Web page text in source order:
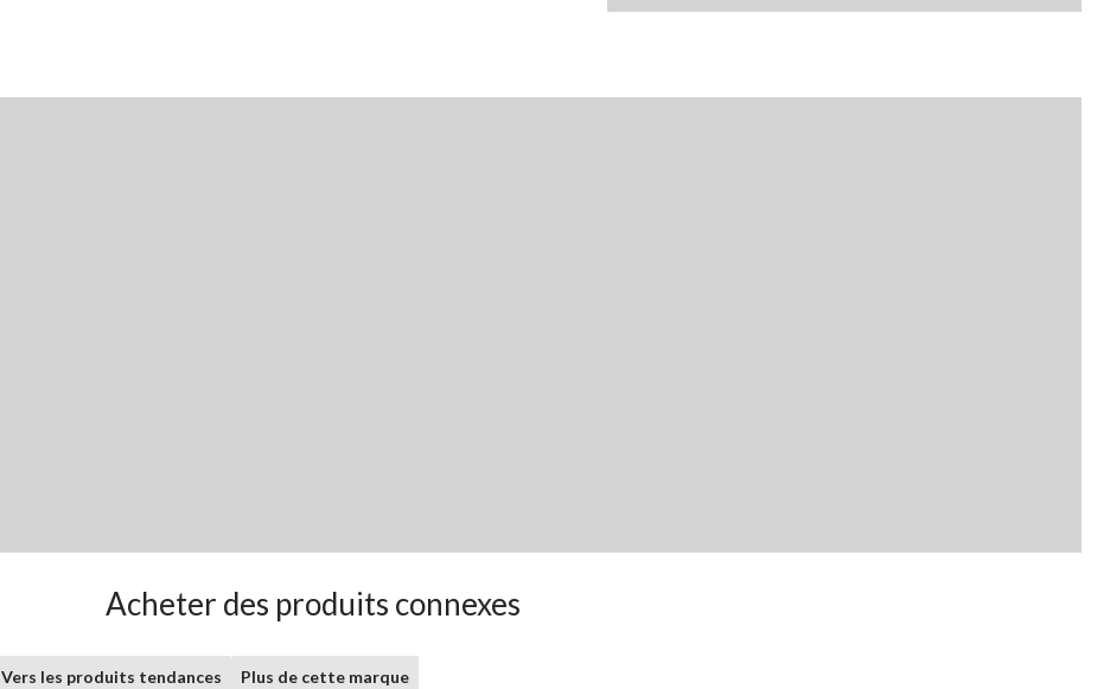
Acheter des produits connexes
Vers les produits tendances Plus de cette marque